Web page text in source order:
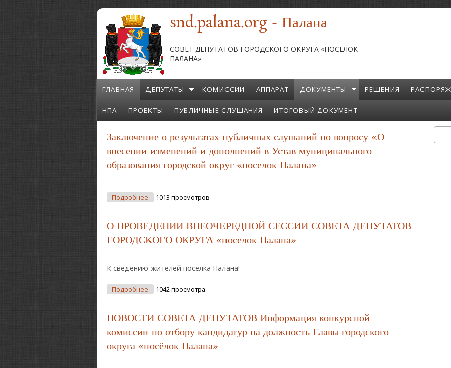
Перейти к основному содержанию snd.palana.org - Палана
СОВЕТ ДЕПУТАТОВ ГОРОДСКОГО ОКРУГА «ПОСЕЛОК
ПАЛАНА»
ГЛАВНАЯ ДЕПУТАТЫ КОМИССИИ АППАРАТ ДОКУМЕНТЫ РЕШЕНИЯ
НПА ПРОЕКТЫ ПУБЛИЧНЫЕ СЛУШАНИЯ ИТОГОВЫЙ ДОКУМЕНТ
Заключение о результатах публичных слушаний по вопросу «О
внесении изменений и дополнений в Устав муниципального
образования городской округ «поселок Палана»
Подробнее О Заключение О Результатах Публичных Слушаний По Вопросу «О Внесении Изменений И
1013 просмотров
О ПРОВЕДЕНИИ ВНЕОЧЕРЕДНОЙ СЕССИИ СОВЕТА ДЕПУТАТОВ
ГОРОДСКОГО ОКРУГА «поселок Палана»
К сведению жителей поселка Палана!
Подробнее О О ПРОВЕДЕНИИ ВНЕОЧЕРЕДНОЙ СЕССИИ СОВЕТА ДЕПУТАТОВ ГОРОДСКОГО ОКРУГА «поселок
1042 просмотра
НОВОСТИ СОВЕТА ДЕПУТАТОВ Информация конкурсной
комиссии по отбору кандидатур на должность Главы городского
округа «посёлок Палана»